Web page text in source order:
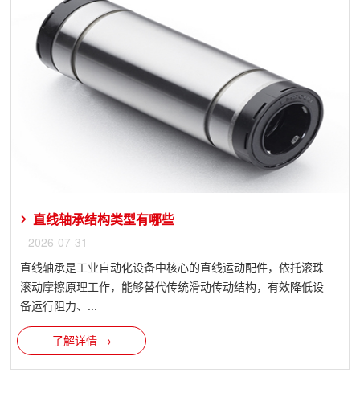
直线轴承结构类型有哪些
2026-07-31
直线轴承是工业自动化设备中核心的直线运动配件，依托滚珠
滚动摩擦原理工作，能够替代传统滑动传动结构，有效降低设
备运行阻力、...
了解详情 →